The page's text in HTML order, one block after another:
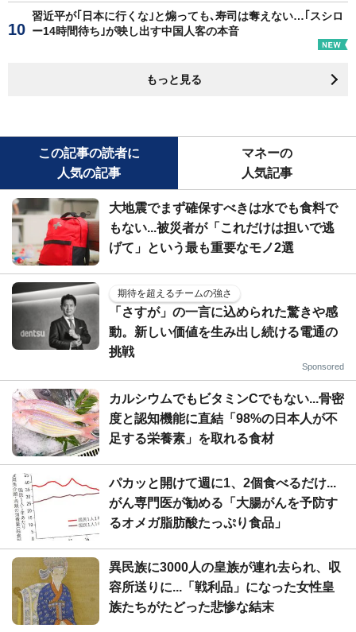
習近平が｢日本に行くな｣と煽っても､寿司は奪えない…｢スシロ
ー14時間待ち｣が映し出す中国人客の本音
もっと見る
この記事の読者に
人気の記事
マネーの
人気記事
大地震でまず確保すべきは水でも食料で
もない...被災者が「これだけは担いで逃
げて」という最も重要なモノ2選
期待を超えるチームの強さ
「さすが」の一言に込められた驚きや感
動。新しい価値を生み出し続ける電通の
挑戦
Sponsored
カルシウムでもビタミンCでもない...骨密
度と認知機能に直結「98%の日本人が不
足する栄養素」を取れる食材
パカッと開けて週に1、2個食べるだけ...
がん専門医が勧める「大腸がんを予防す
るオメガ脂肪酸たっぷり食品」
異民族に3000人の皇族が連れ去られ、収
容所送りに...「戦利品」になった女性皇
族たちがたどった悲惨な結末